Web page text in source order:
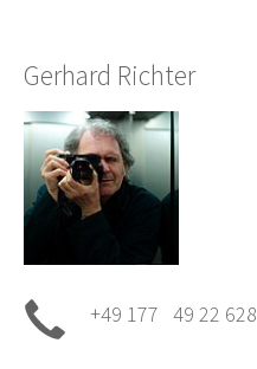
Gerhard Richter
+49 177 49 22 628